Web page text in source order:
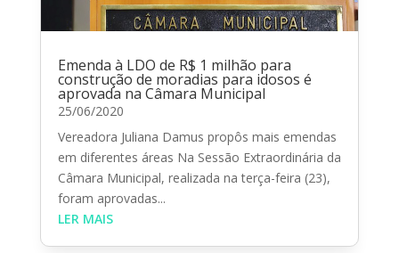
Emenda à LDO de R$ 1 milhão para
construção de moradias para idosos é
aprovada na Câmara Municipal
25/06/2020
Vereadora Juliana Damus propôs mais emendas
em diferentes áreas Na Sessão Extraordinária da
Câmara Municipal, realizada na terça-feira (23),
foram aprovadas...
LER MAIS